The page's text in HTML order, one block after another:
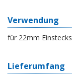
Verwendung
für 22mm
Lieferumfang